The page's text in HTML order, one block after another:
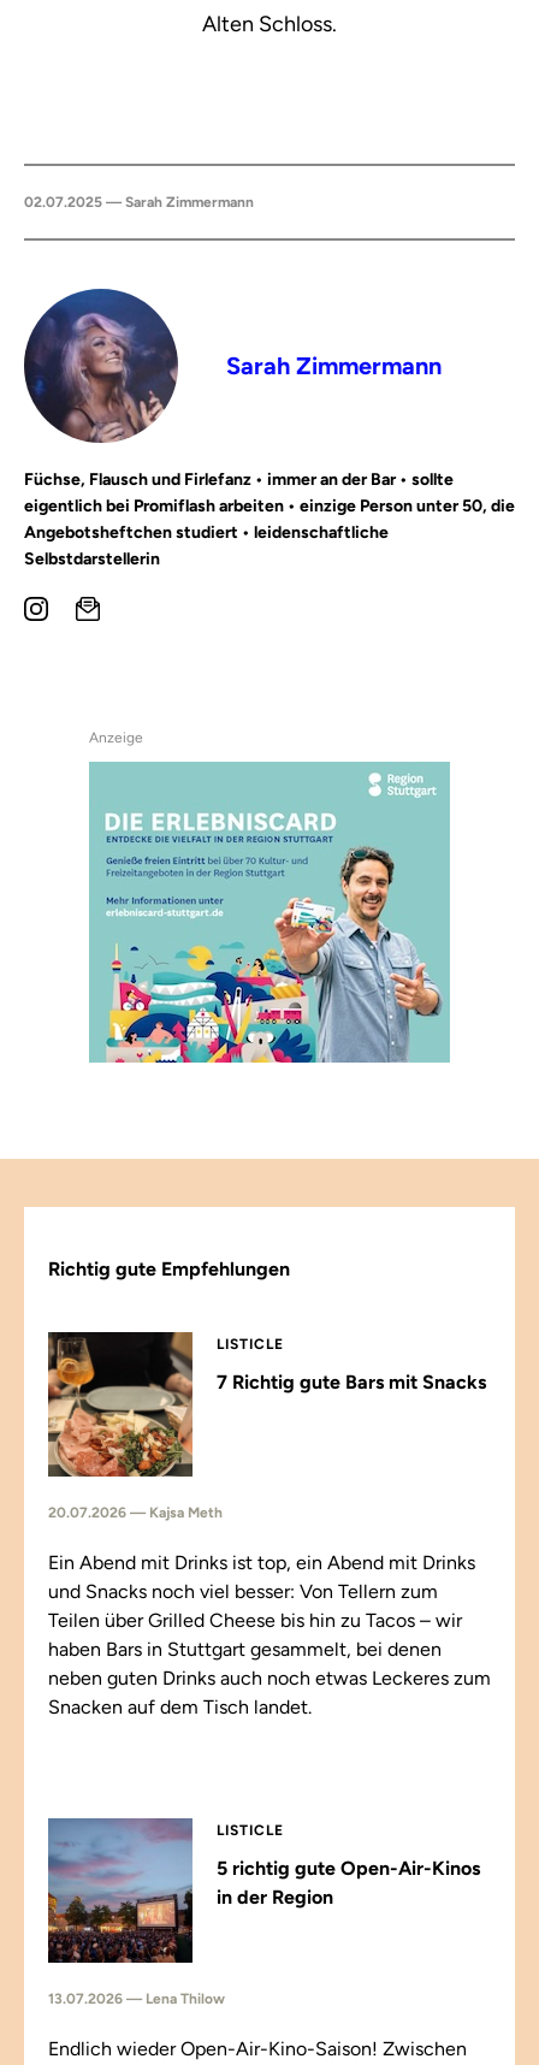
Alten Schloss.
02.07.2025 — Sarah Zimmermann
Sarah Zimmermann
Füchse, Flausch und Firlefanz • immer an der Bar • sollte
eigentlich bei Promiflash arbeiten • einzige Person unter 50, die
Angebotsheftchen studiert • leidenschaftliche
Selbstdarstellerin
Anzeige
Richtig gute Empfehlungen
LISTICLE
7 Richtig gute Bars mit Snacks
20.07.2026 — Kajsa Meth
Ein Abend mit Drinks ist top, ein Abend mit Drinks
und Snacks noch viel besser: Von Tellern zum
Teilen über Grilled Cheese bis hin zu Tacos – wir
haben Bars in Stuttgart gesammelt, bei denen
neben guten Drinks auch noch etwas Leckeres zum
Snacken auf dem Tisch landet.
LISTICLE
5 richtig gute Open-Air-Kinos
in der Region
13.07.2026 — Lena Thilow
Endlich wieder Open-Air-Kino-Saison! Zwischen